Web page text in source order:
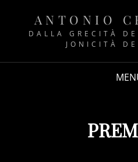
ANTONIO
DALLA GRECITÀ
JONICITÀ